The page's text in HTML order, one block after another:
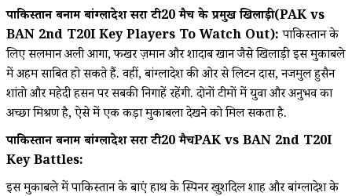
पाकिस्तान बनाम बांग्लादेश दूसरा टी20 मैच के प्रमुख खिलाड़ी(PAK vs
BAN 2nd T20I Key Players To Watch Out):पाकिस्तान के
लिए सलमान अली आगा, फखर ज़मान और शादाब खान जैसे खिलाड़ी इस मुकाबले
में अहम साबित हो सकते हैं. वहीं, बांग्लादेश की ओर से लिटन दास, नजमुल हुसैन
शांतो और महेदी हसन पर सबकी निगाहें रहेंगी. दोनों टीमों में युवा और अनुभव का
अच्छा मिश्रण है, ऐसे में एक कड़ा मुकाबला देखने को मिल सकता है.
पाकिस्तान बनाम बांग्लादेश दूसरा टी20 मैचPAK vs BAN 2nd T20I
Key Battles:
इस मुकाबले में पाकिस्तान के बाएं हाथ के स्पिनर खुशदिल शाह और बांग्लादेश के